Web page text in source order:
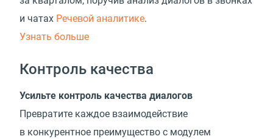
и чатах Речевой аналитике.
Узнать больше
Контроль качества
Усильте контроль качества диалогов
Превратите каждое взаимодействие
в конкурентное преимущество с модулем